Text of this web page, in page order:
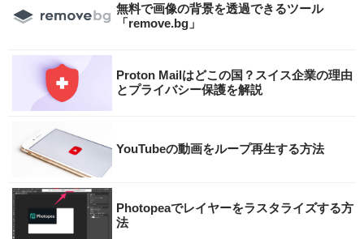
無料で画像の背景を透過できるツール
「remove.bg」
Proton Mailはどこの国？スイス企業の理由
とプライバシー保護を解説
YouTubeの動画をループ再生する方法
Photopeaでレイヤーをラスタライズする方
法